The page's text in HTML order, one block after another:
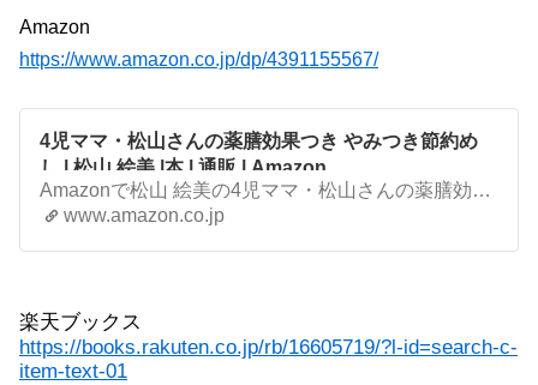
Amazon
https://www.amazon.co.jp/dp/4391155567/
4児ママ・松山さんの薬膳効果つき やみつき節約め
し | 松山 絵美 |本 | 通販 | Amazon
Amazonで松山 絵美の4児ママ・松山さんの薬膳効果つき やみつき節約めし。アマゾンならポイント還元本が多数。松山 絵美作品ほか、お急ぎ便対象商品は当日お届けも可能。また4児ママ・松山さんの薬膳効果つき やみつき節約めしもアマゾン配送商品なら通常配送無料。
www.amazon.co.jp
楽天ブックス
https://books.rakuten.co.jp/rb/16605719/?l-id=search-c-
item-text-01